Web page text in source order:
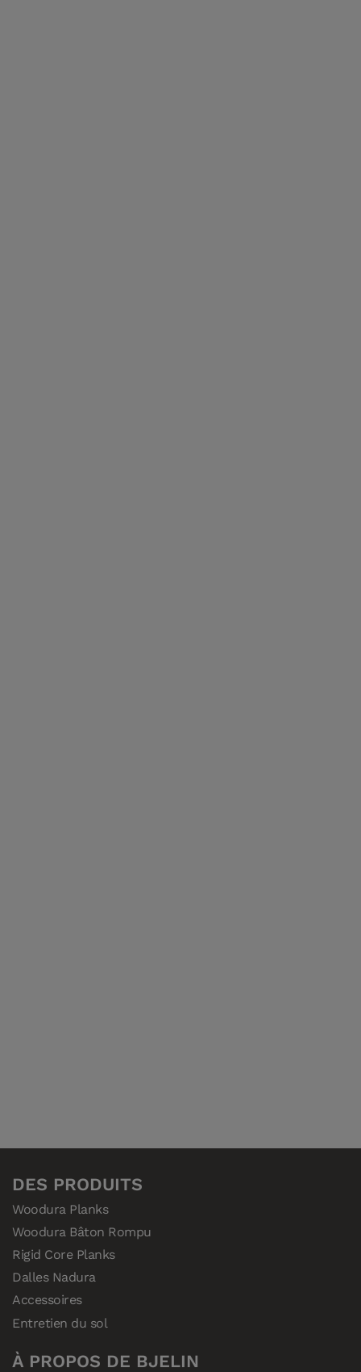
DES PRODUITS
Woodura Planks
Woodura Bâton Rompu
Rigid Core Planks
Dalles Nadura
Accessoires
Entretien du sol
À PROPOS DE BJELIN